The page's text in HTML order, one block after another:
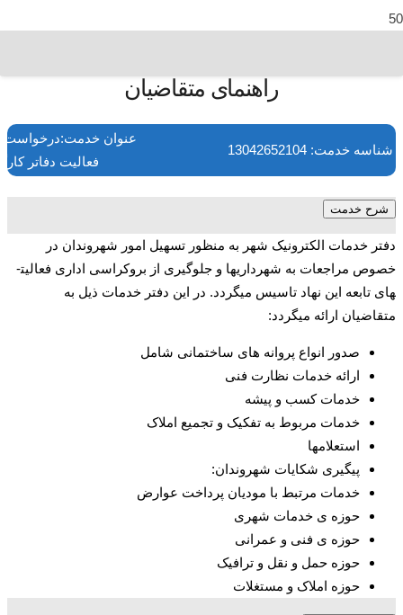
راهنمای متقاضیان
شناسه خدمت: 13042652104
عنوان خدمت:درخواست
فعالیت دفاتر
شرح خدمت
دفتر خدمات الکترونیک شهر به منظور تسهیل امور شهروندان در
خصوص مراجعات به شهرداری­ها و جلوگیری از بروکراسی اداری فعالیت­
های تابعه این نهاد تاسیس میگردد. در این دفتر خدمات ذیل به
متقاضیان ارائه میگردد:
صدور انواع پروانه ­های ساختمانی شامل
ارائه خدمات نظارت فنی
خدمات کسب و پیشه
خدمات مربوط به تفکیک و تجمیع املاک
استعلام­ها
پیگیری شکایات شهروندان:
خدمات مرتبط با مودیان پرداخت عوارض
حوزه­ ی خدمات شهری
حوزه­ ی فنی و عمرانی
حوزه حمل­ و نقل و ترافیک
حوزه املاک و مستغلات